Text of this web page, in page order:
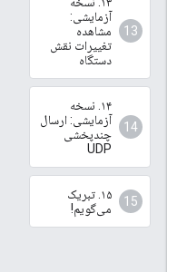
آزمایشی:
مشاهده
تغییرات نقش
دستگاه
۱۴. نسخه
آزمایشی: ارسال
چندپخشی
UDP
۱۵. تبریک
می‌گویم!